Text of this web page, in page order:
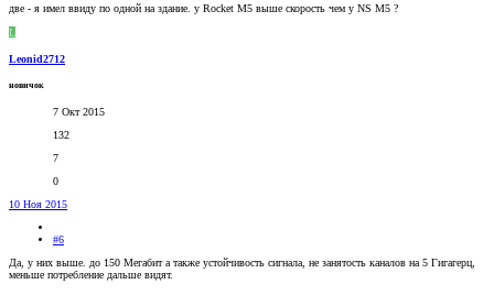
две - я имел ввиду по одной на здание. у Rocket M5 выше скорость чем у NS M5 ?
L
Leonid2712
новичок
7 Окт 2015
132
7
0
10 Ноя 2015
#6
Да, у них выше. до 150 Мегабит а также устойчивость сигнала, не занятость каналов на 5 Гигагерц,
меньше потребление дальше видят.